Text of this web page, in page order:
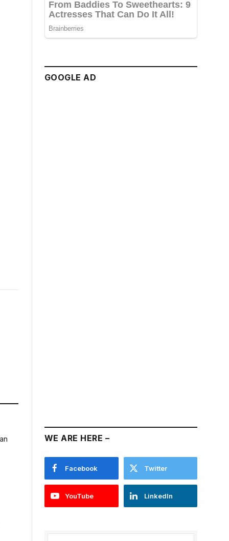
GOOGLE AD
WE ARE HERE –
Facebook Twitter
YouTube LinkedIn